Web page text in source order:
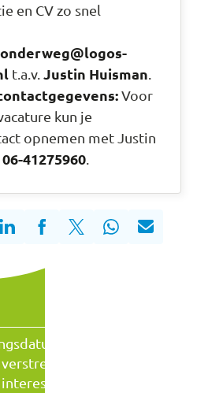
en CV zo snel
t.a.v. Justin Huisman
Voor
kun je
opnemen met Justin
06-41275960
voor het invullen
We willen je
maar het is niet